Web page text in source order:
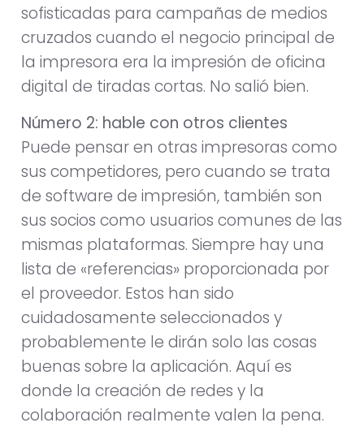
sofisticadas para campañas de medios
cruzados cuando el negocio principal de
la impresora era la impresión de oficina
digital de tiradas cortas. No salió bien.
Número 2: hable con otros clientes
Puede pensar en otras impresoras como
sus competidores, pero cuando se trata
de software de impresión, también son
sus socios como usuarios comunes de las
mismas plataformas. Siempre hay una
lista de «referencias» proporcionada por
el proveedor. Estos han sido
cuidadosamente seleccionados y
probablemente le dirán solo las cosas
buenas sobre la aplicación. Aquí es
donde la creación de redes y la
colaboración realmente valen la pena.